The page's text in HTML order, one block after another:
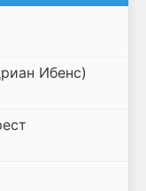
Ибенс)